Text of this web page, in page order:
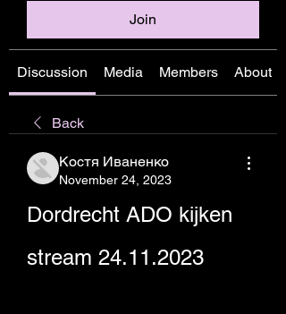
Join
Discussion Media Members About
Back
Костя Иваненко
November 24, 2023
Dordrecht ADO kijken
stream 24.11.2023